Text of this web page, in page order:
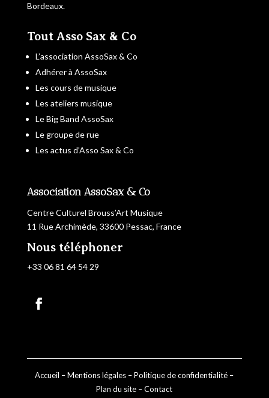
Bordeaux.
Tout Asso Sax & Co
L’association AssoSax & Co
Adhérer à AssoSax
Les cours de musique
Les ateliers musique
Le Big Band AssoSax
Le groupe de rue
Les actus d’Asso Sax & Co
Association AssoSax & Co
Centre Culturel Brouss’Art Musique
11 Rue Archimède, 33600 Pessac, France
Nous téléphoner
+33 06 81 64 54 29
Accueil –Mentions légales –Politique de confidentialité –
Plan du site –Contact